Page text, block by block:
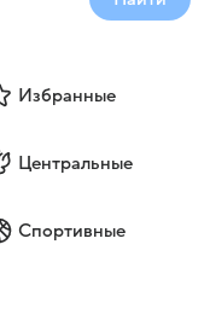
Избранные
Центральные
Спортивные